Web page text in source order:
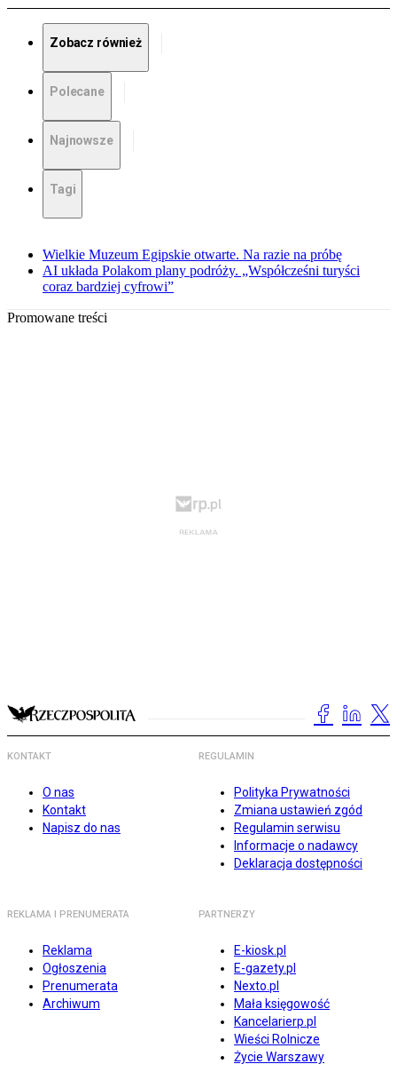
Zobacz również
Polecane
Najnowsze
Tagi
Wielkie Muzeum Egipskie otwarte. Na razie na próbę
AI układa Polakom plany podróży. „Współcześni turyści
coraz bardziej cyfrowi”
Promowane treści
KONTAKT
O nas
Kontakt
Napisz do nas
REGULAMIN
Polityka Prywatności
Zmiana ustawień zgód
Regulamin serwisu
Informacje o nadawcy
Deklaracja dostępności
REKLAMA I PRENUMERATA
Reklama
Ogłoszenia
Prenumerata
Archiwum
PARTNERZY
E-kiosk.pl
E-gazety.pl
Nexto.pl
Mała księgowość
Kancelarierp.pl
Wieści Rolnicze
Życie Warszawy